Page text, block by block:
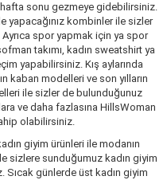
sonu gezmeye gidebilirsiniz.
yapacağınız kombinler ile sizler
spor yapmak için ya spor
takımı, kadın sweatshirt ya
yapabilirsiniz. Kış aylarında
kaban modelleri ve son yılların
ile sizler de bulunduğunuz
ve daha fazlasına HillsWoman
olabilirsiniz.
giyim ürünleri ile modanın
sizlere sunduğumuz kadın giyim
Sıcak günlerde üst kadın giyim